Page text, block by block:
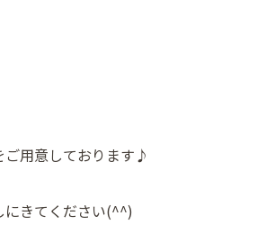
ご用意しております♪
にきてください(^^)